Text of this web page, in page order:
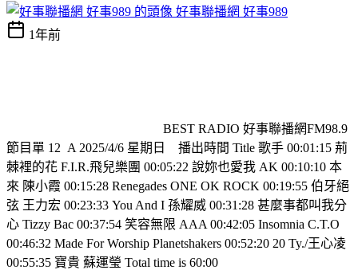
好事聯播網 好事989
1年前
BEST RADIO 好事聯播網FM98.9
節目單 12 A 2025/4/6 星期日
播出時間 Title 歌手 00:01:15 荊
棘裡的花 F.I.R.飛兒樂團 00:05:22 說妳也愛我 AK 00:10:10 本
來 陳小霞 00:15:28 Renegades ONE OK ROCK 00:19:55 伯牙絕
弦 王力宏 00:23:33 You And I 孫耀威 00:31:28 甚麼事都叫我分
心 Tizzy Bac 00:37:54 笑容無限 AAA 00:42:05 Insomnia C.T.O
00:46:32 Made For Worship Planetshakers 00:52:20 20 Ty./王心凌
00:55:35 寶貴 蘇運瑩 Total time is 60:00